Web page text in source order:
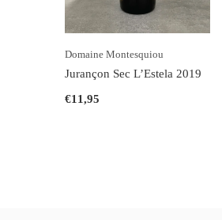
Domaine Montesquiou
Jurançon Sec L’Estela 2019
€11,95